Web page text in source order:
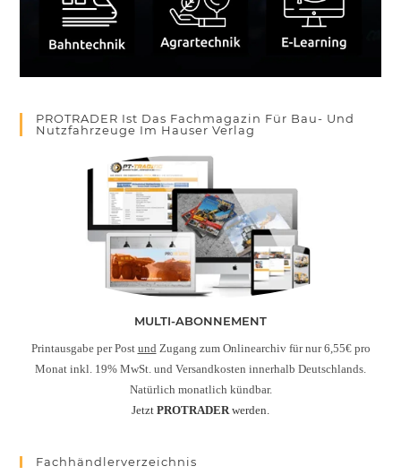
PROTRADER Ist Das Fachmagazin Für Bau- Und
Nutzfahrzeuge Im Hauser Verlag
MULTI-ABONNEMENT
Printausgabe per Post und Zugang zum Onlinearchiv für nur 6,55€ pro
Monat inkl. 19% MwSt. und Versandkosten innerhalb Deutschlands.
Natürlich monatlich kündbar.
Jetzt PROTRADER werden.
Fachhändlerverzeichnis